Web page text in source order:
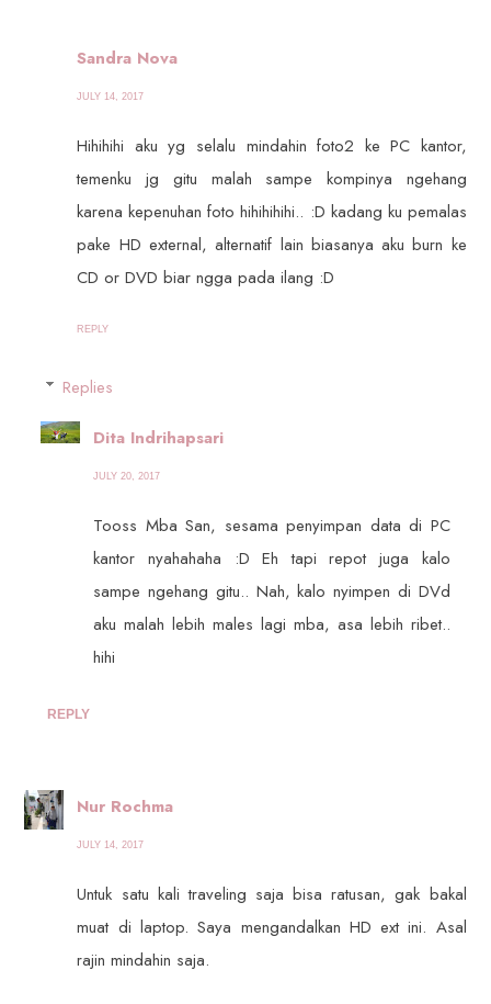
Sandra Nova
JULY 14, 2017
Hihihihi aku yg selalu mindahin foto2 ke PC kantor,
temenku jg gitu malah sampe kompinya ngehang
karena kepenuhan foto hihihihihi.. :D kadang ku pemalas
pake HD external, alternatif lain biasanya aku burn ke
CD or DVD biar ngga pada ilang :D
REPLY
Replies
Dita Indrihapsari
JULY 20, 2017
Tooss Mba San, sesama penyimpan data di PC
kantor nyahahaha :D Eh tapi repot juga kalo
sampe ngehang gitu.. Nah, kalo nyimpen di DVd
aku malah lebih males lagi mba, asa lebih ribet..
hihi
REPLY
Nur Rochma
JULY 14, 2017
Untuk satu kali traveling saja bisa ratusan, gak bakal
muat di laptop. Saya mengandalkan HD ext ini. Asal
rajin mindahin saja.